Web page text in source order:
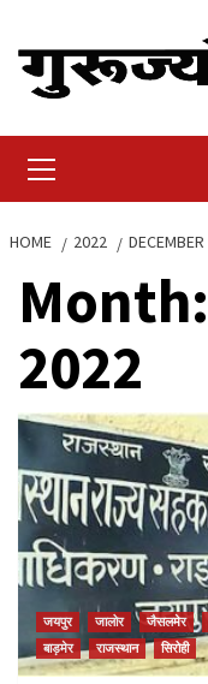
content
Menu
HOME 2022 DECEMBER
Month:
2022
जयपुर जालोर जैसलमेर
बाड़मेर
राजस्थान सिरोही